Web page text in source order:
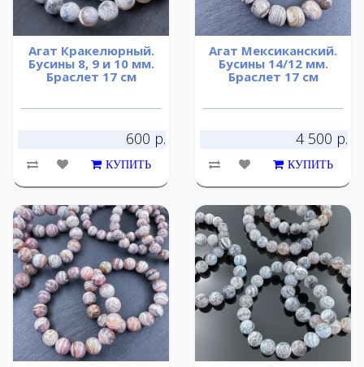
Агат Кракелюрный.
Бусины 8, 9 и 10 мм.
Браслет 17 см
600 р.
КУПИТЬ
Агат Мексиканский.
Бусины 14/12 мм.
Браслет 17 см
4 500 р.
КУПИТЬ